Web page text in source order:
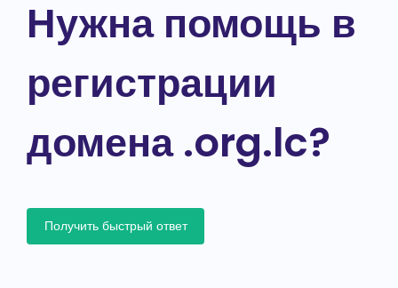
Нужна помощь в
регистрации
домена .org.lc?
Получить быстрый ответ